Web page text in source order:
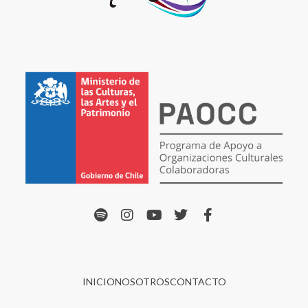
INICIONOSOTROSCONTACTO